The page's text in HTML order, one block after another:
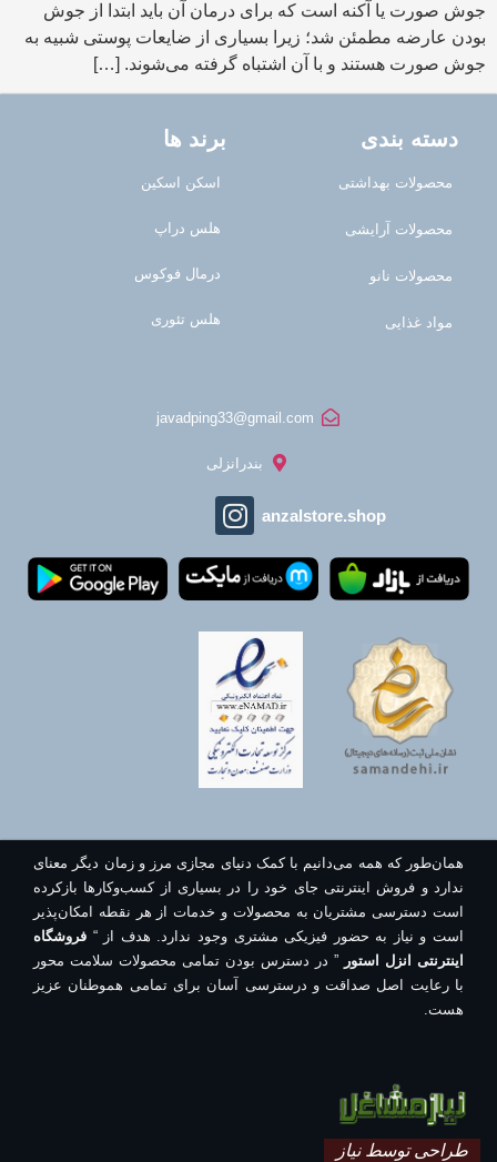
جوش صورت یا آکنه است که برای درمان آن باید ابتدا از جوش
بودن عارضه مطمئن شد؛ زیرا بسیاری از ضایعات پوستی شبیه به
جوش صورت هستند و با آن اشتباه گرفته می‌شوند. […]
دسته بندی
محصولات بهداشتی
محصولات آرایشی
محصولات نانو
مواد غذایی
برند ها
اسکن اسکین
هلس دراپ
درمال فوکوس
هلس تئوری
javadping33@gmail.com
بندرانزلی
anzalstore.shop
همان‌طور که همه می‌دانیم با کمک دنیای مجازی مرز و زمان دیگر معنای
ندارد و فروش اینترنتی جای خود را در بسیاری از کسب‌وکارها بازکرده
است دسترسی مشتریان به محصولات و خدمات از هر نقطه امکان‌پذیر
است و نیاز به حضور فیزیکی مشتری وجود ندارد. هدف از “ فروشگاه
اینترنتی انزل استور ” در دسترس بودن تمامی محصولات سلامت محور
با رعایت اصل صداقت و درسترسی آسان برای تمامی هموطنان عزیز
هست.
طراحی توسط نیاز